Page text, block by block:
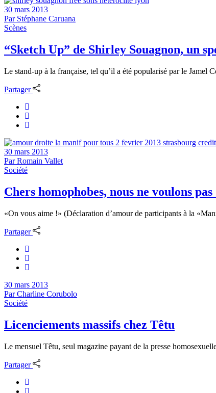
30 mars 2013
Par Stéphane Caruana
Scènes
“Sketch Up” de Shirley Souagnon, un
Le stand-up à la française, tel qu’il a été popularisé par le
Partager
30 mars 2013
ParRomain Vallet
Société
Chers homophobes, nous ne voulons
«On vous aime !» (Déclaration d’amour de participants à la
Partager
30 mars 2013
ParCharline Corubolo
Société
Licenciements massifs chez Têtu
Le mensuel Têtu, seul magazine payant de la presse
Partager